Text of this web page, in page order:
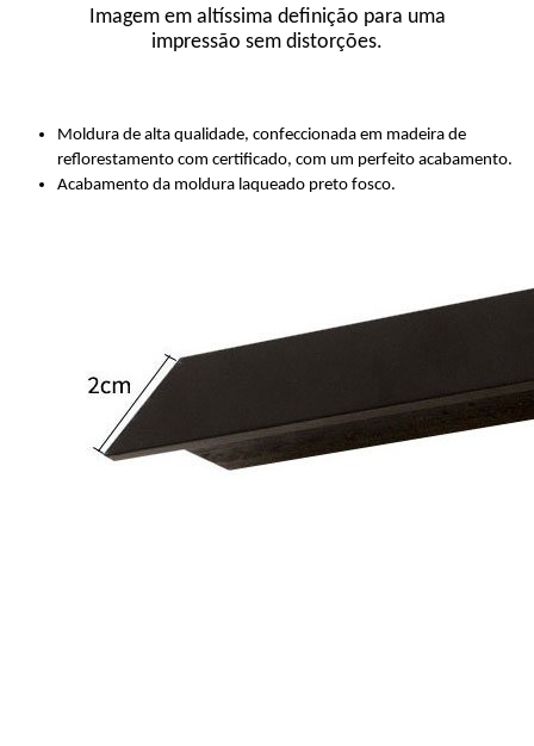
Imagem em altíssima definição para uma
impressão sem distorções.
Moldura de alta qualidade, confeccionada em madeira de
reflorestamento com certificado, com um perfeito acabamento.
Acabamento da moldura laqueado preto fosco.